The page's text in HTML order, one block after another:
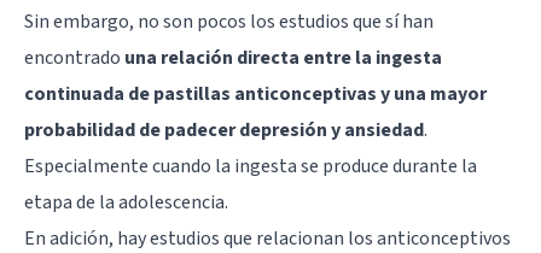
Sin embargo, no son pocos los estudios que sí han
encontrado una relación directa entre la ingesta
continuada de pastillas anticonceptivas y una mayor
probabilidad de padecer depresión y ansiedad.
Especialmente cuando la ingesta se produce durante la
etapa de la adolescencia.
En adición, hay estudios que relacionan los anticonceptivos